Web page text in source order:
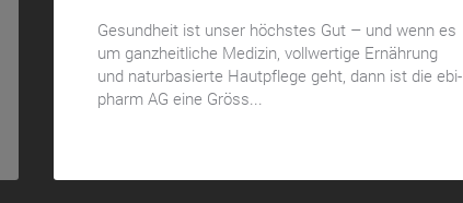
Gesundheit ist unser höchstes Gut – und wenn es
um ganzheitliche Medizin, vollwertige Ernährung
und naturbasierte Hautpflege geht, dann ist die ebi-
pharm AG eine Gröss...